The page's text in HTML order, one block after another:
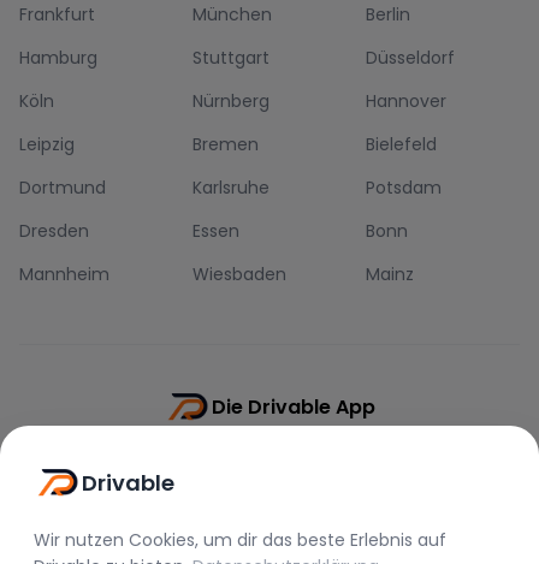
Frankfurt München
Berlin
Hamburg
Stuttgart
Düsseldorf
Köln
Nürnberg
Hannover
Leipzig
Bremen
Bielefeld
Dortmund
Karlsruhe
Potsdam
Dresden
Essen
Bonn
Mannheim
Wiesbaden Mainz
Die Drivable App
Drivable
Wir nutzen Cookies, um dir das beste Erlebnis auf